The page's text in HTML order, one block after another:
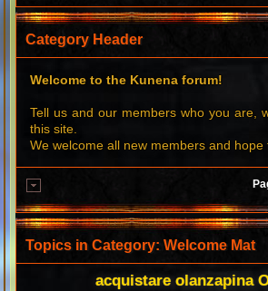
Category Header
Welcome to the Kunena forum!
Tell us and our members who you are,
this site.
We welcome all new members and
Topics in Category: Welcome Mat
acquistare olanzapina